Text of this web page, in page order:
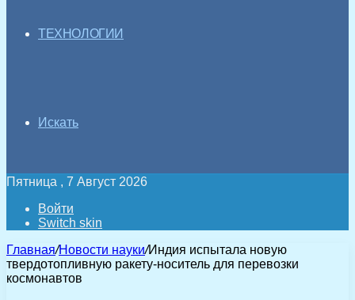
ТЕХНОЛОГИИ
Искать
Пятница , 7 Август 2026
Войти
Switch skin
Главная/Новости науки/Индия испытала новую
твердотопливную ракету-носитель для перевозки
космонавтов